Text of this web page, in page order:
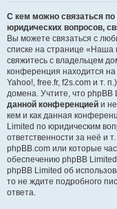
С кем можно связаться по
юридических вопросов,
Вы можете связаться с
списке на странице «Наша
свяжитесь с владельцем
конференция находится
Yahoo!, free.fr, f2s.com и т.
домена. Учтите, что phpBB
данной конференцией и
кем и как данная
Limited по юридическим
ответственности за неё и
phpBB.com или которые
обеспечению phpBB
phpBB Limited об
то не ждите подробного
ответа.